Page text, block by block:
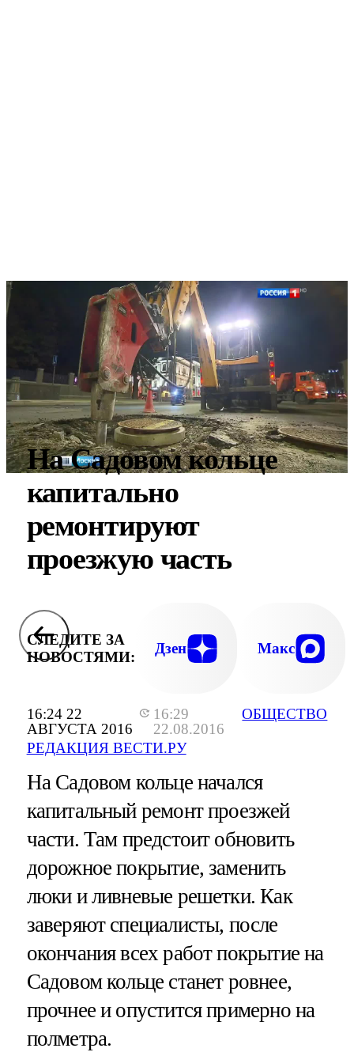
16:24 22
АВГУСТА 2016
16:29
22.08.2016
РЕДАКЦИЯ ВЕСТИ.РУ
ОБЩЕСТВО
На Садовом кольце
капитально
ремонтируют
проезжую часть
СЛЕДИТЕ ЗА
НОВОСТЯМИ:
Дзен Макс
На Садовом кольце начался
капитальный ремонт проезжей
части. Там предстоит обновить
дорожное покрытие, заменить
люки и ливневые решетки. Как
заверяют специалисты, после
окончания всех работ покрытие на
Садовом кольце станет ровнее,
прочнее и опустится примерно на
полметра.